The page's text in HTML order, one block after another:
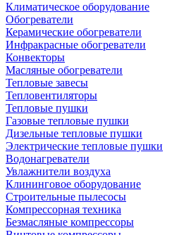
Климатическое оборудование
Обогреватели
Керамические обогреватели
Инфракрасные обогреватели
Конвекторы
Масляные обогреватели
Тепловые завесы
Тепловентиляторы
Тепловые пушки
Газовые тепловые пушки
Дизельные тепловые пушки
Электрические тепловые пушки
Водонагреватели
Увлажнители воздуха
Клининговое оборудование
Строительные пылесосы
Компрессорная техника
Безмасляные компрессоры